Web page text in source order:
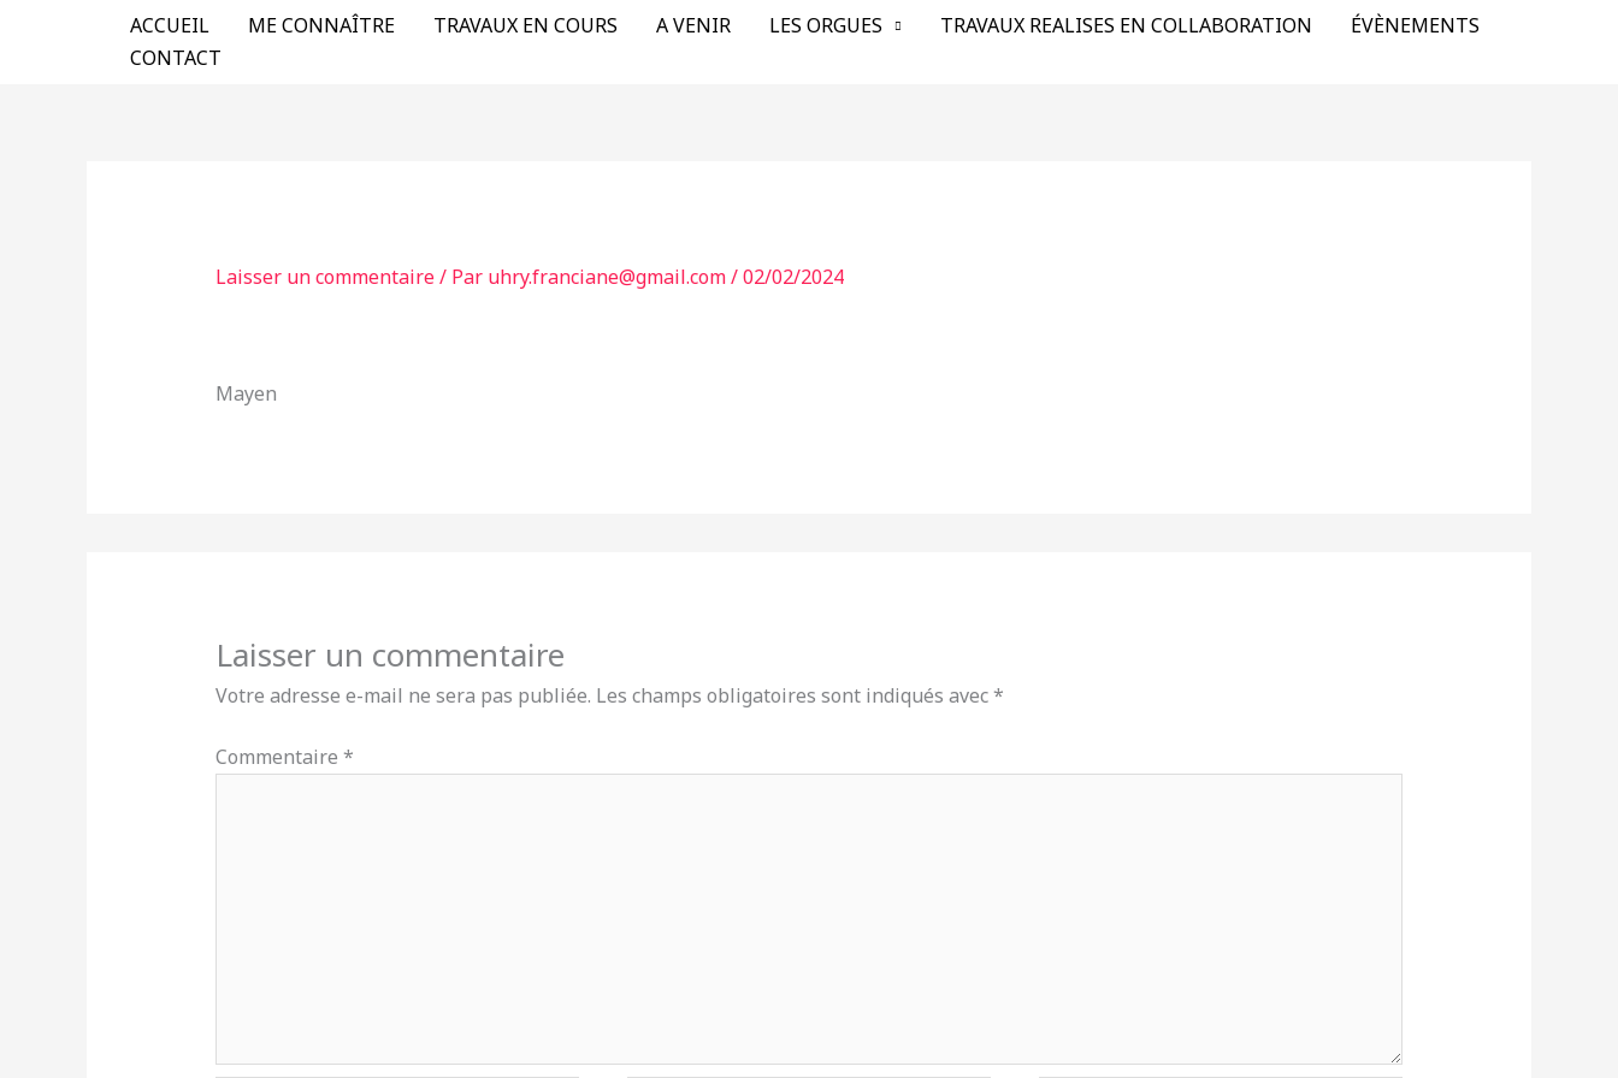
ACCUEIL ME CONNAÎTRE TRAVAUX EN COURS A VENIR LES ORGUES TRAVAUX REALISES EN COLLABORATION
ÉVÈNEMENTS
CONTACT
Laisser un commentaire/ Par uhry.franciane@gmail.com/02/02/2024
Mayen
Laisser un commentaire
Votre adresse e-mail ne sera pas publiée. Les champs obligatoires sont indiqués avec*
Commentaire *